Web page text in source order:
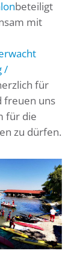
beteiligt
mit
/
für
freuen uns
für die
zu dürfen.